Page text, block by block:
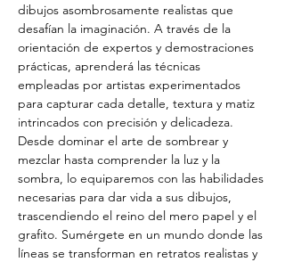
dibujos asombrosamente realistas que
desafían la imaginación. A través de la
orientación de expertos y demostraciones
prácticas, aprenderá las técnicas
empleadas por artistas experimentados
para capturar cada detalle, textura y matiz
intrincados con precisión y delicadeza.
Desde dominar el arte de sombrear y
mezclar hasta comprender la luz y la
sombra, lo equiparemos con las habilidades
necesarias para dar vida a sus dibujos,
trascendiendo el reino del mero papel y el
grafito. Sumérgete en un mundo donde las
líneas se transforman en retratos realistas y